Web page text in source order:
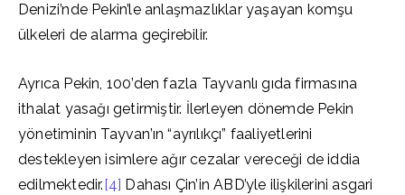
Denizi’nde Pekin’le anlaşmazlıklar yaşayan komşu
ülkeleri de alarma geçirebilir.
Ayrıca Pekin, 100’den fazla Tayvanlı gıda firmasına
ithalat yasağı getirmiştir. İlerleyen dönemde Pekin
yönetiminin Tayvan’ın “ayrılıkçı” faaliyetlerini
destekleyen isimlere ağır cezalar vereceği de iddia
edilmektedir.[4] Dahası Çin’in ABD’yle ilişkilerini asgari